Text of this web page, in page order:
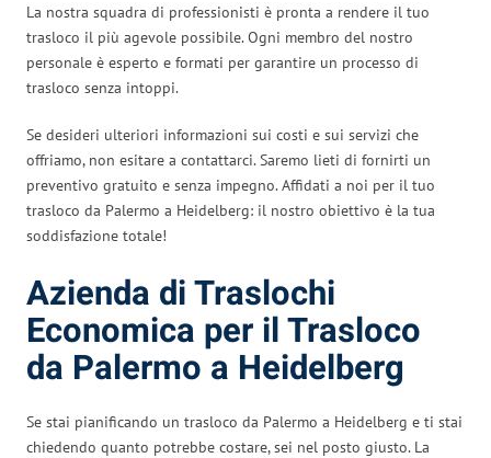
La nostra squadra di professionisti è pronta a rendere il tuo
trasloco il più agevole possibile. Ogni membro del nostro
personale è esperto e formati per garantire un processo di
trasloco senza intoppi.
Se desideri ulteriori informazioni sui costi e sui servizi che
offriamo, non esitare a contattarci. Saremo lieti di fornirti un
preventivo gratuito e senza impegno. Affidati a noi per il tuo
trasloco da Palermo a Heidelberg: il nostro obiettivo è la tua
soddisfazione totale!
Azienda di Traslochi
Economica per il Trasloco
da Palermo a Heidelberg
Se stai pianificando un trasloco da Palermo a Heidelberg e ti stai
chiedendo quanto potrebbe costare, sei nel posto giusto. La